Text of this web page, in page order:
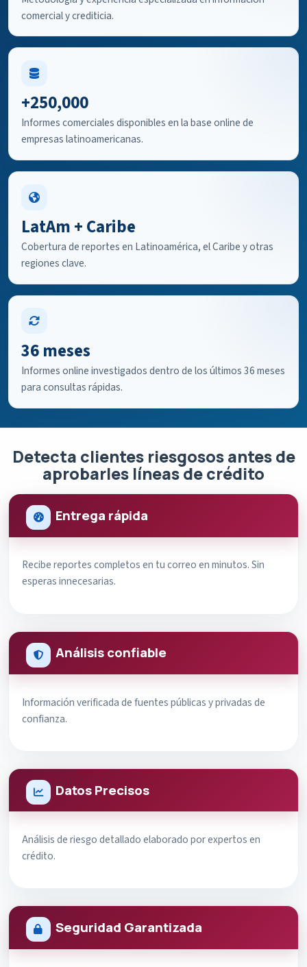
comercial y crediticia.
+250,000
Informes comerciales disponibles en la base online de
empresas latinoamericanas.
LatAm + Caribe
Cobertura de reportes en Latinoamérica, el Caribe y otras
regiones clave.
36 meses
Informes online investigados dentro de los últimos 36 meses
para consultas rápidas.
Detecta clientes riesgosos antes de
aprobarles líneas de crédito
Entrega rápida
Recibe reportes completos en tu correo en minutos. Sin
esperas innecesarias.
Análisis confiable
Información verificada de fuentes públicas y privadas de
confianza.
Datos Precisos
Análisis de riesgo detallado elaborado por expertos en
crédito.
Seguridad Garantizada